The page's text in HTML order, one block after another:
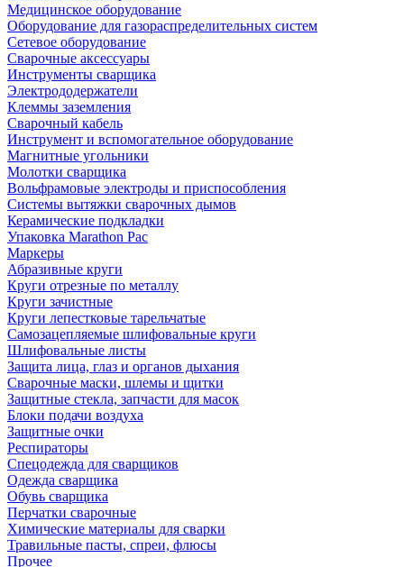
Медицинское оборудование
Оборудование для газораспределительных систем
Сетевое оборудование
Сварочные аксессуары
Инструменты сварщика
Электрододержатели
Клеммы заземления
Сварочный кабель
Инструмент и вспомогательное оборудование
Магнитные угольники
Молотки сварщика
Вольфрамовые электроды и приспособления
Системы вытяжки сварочных дымов
Керамические подкладки
Упаковка Marathon Pac
Маркеры
Абразивные круги
Круги отрезные по металлу
Круги зачистные
Круги лепестковые тарельчатые
Самозацепляемые шлифовальные круги
Шлифовальные листы
Защита лица, глаз и органов дыхания
Сварочные маски, шлемы и щитки
Защитные стекла, запчасти для масок
Блоки подачи воздуха
Защитные очки
Респираторы
Спецодежда для сварщиков
Одежда сварщика
Обувь сварщика
Перчатки сварочные
Химические материалы для сварки
Травильные пасты, спреи, флюсы
Прочее